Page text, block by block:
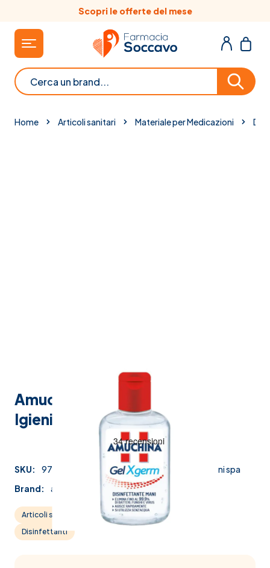
Salta al contenutoScopri le offerte del mese
Cerca
Home Articoli sanitari Materiale per Medicazioni
Amuchina Gel X-Germ
Igienizzante Mani 80 ml
SKU: 977021233 Produttore:
angelini spa
Brand:
amuchina gel
Articoli sanitari
Materiale per Medicazioni
Disinfettanti